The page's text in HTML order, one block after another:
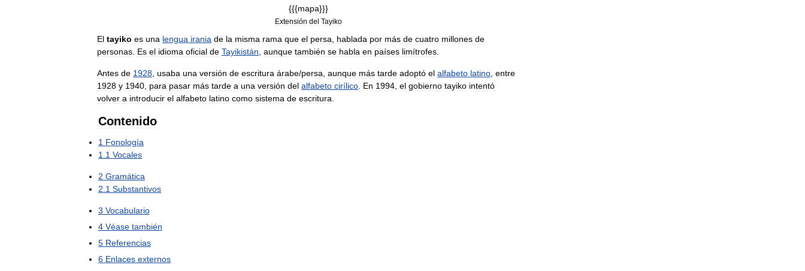
{{{mapa}}}
Extensión del Tayiko
El tayiko es una lengua irania de la misma rama que el persa hablada por más de cuatro millones de
personas Es el idioma oficial de Tayikistán aunque también se habla en países limítrofes
Antes de 1928 usaba una versión de escritura árabe/persa aunque más tarde adoptó el alfabeto latino entre
1928 y 1940 para pasar más tarde a una versión del alfabeto cirílico En 1994 el gobierno tayiko intentó
volver a introducir el alfabeto latino como sistema de escritura
Contenido
1 Fonología
1 1 Vocales
2 Gramática
2 1 Substantivos
3 Vocabulario
4 Véase también
5 Referencias
6 Enlaces externos